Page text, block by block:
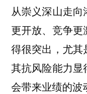
从崇义深山走向
更开放、竞争
得很突出，尤
其抗风险能力
会带来业绩的波